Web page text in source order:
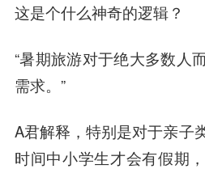
这是个什么神奇的逻辑？
“暑期旅游对于绝大多数人
需求。”
A君解释，特别是对于亲子
时间中小学生才会有假期